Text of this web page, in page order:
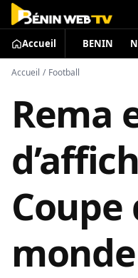
Accueil BENIN
Accueil / Football
Rema
Coupe